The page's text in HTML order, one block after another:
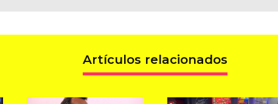
Artículos relacionados